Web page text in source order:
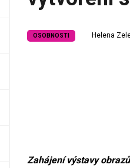
OSOBNOSTI Helena
Zahájení výstavy